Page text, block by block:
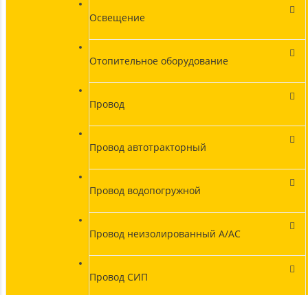
Освещение
Отопительное оборудование
Провод
Провод автотракторный
Провод водопогружной
Провод неизолированный А/АС
Провод СИП